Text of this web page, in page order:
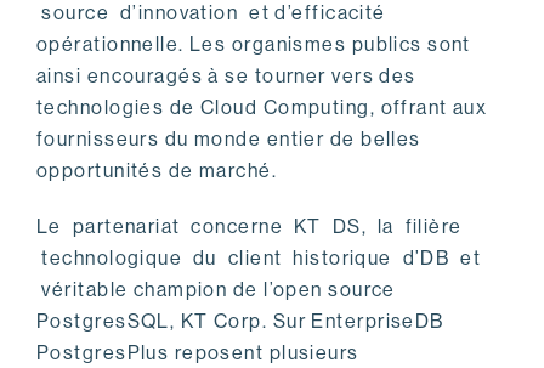
source d’innovation et d’efficacité
opérationnelle. Les organismes publics sont
ainsi encouragés à se tourner vers des
technologies de Cloud Computing, offrant aux
fournisseurs du monde entier de belles
opportunités de marché.
Le partenariat concerne KT DS, la filière
technologique du client historique d’DB et
véritable champion de l’open source
PostgresSQL, KT Corp. Sur EnterpriseDB
PostgresPlus reposent plusieurs